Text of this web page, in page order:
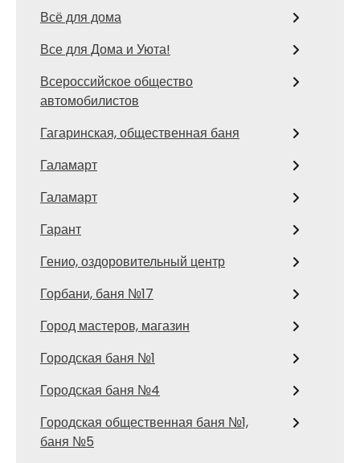
Всё для дома
Все для Дома и Уюта!
Всероссийское общество
автомобилистов
Гагаринская, общественная баня
Галамарт
Галамарт
Гарант
Генио, оздоровительный центр
Горбани, баня №17
Город мастеров, магазин
Городская баня №1
Городская баня №4
Городская общественная баня №1,
баня №5